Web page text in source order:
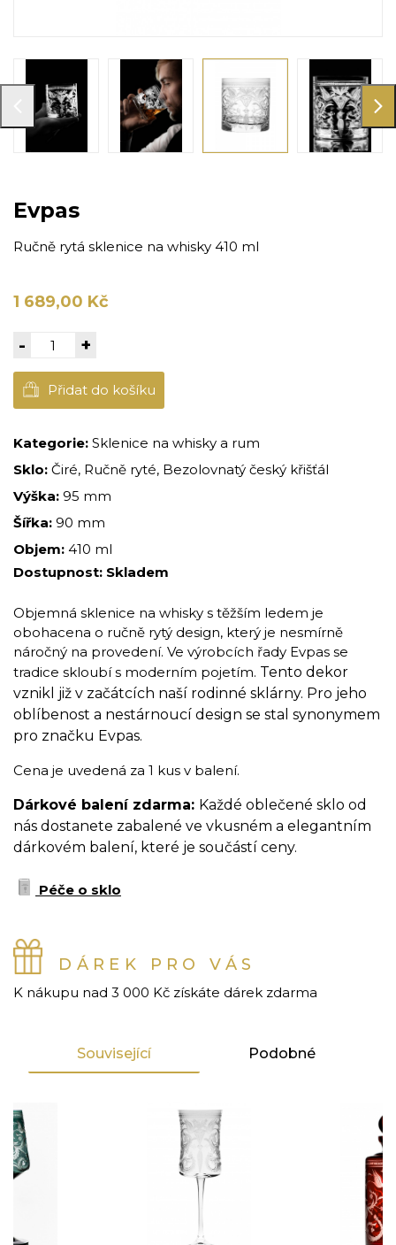
Evpas
Ručně rytá sklenice na whisky 410 ml
1 689,00 Kč
- +
Přidat do košíku
Kategorie: Sklenice na whisky a rum
Sklo: Čiré, Ručně ryté, Bezolovnatý český křišťál
Výška: 95 mm
Šířka: 90 mm
Objem: 410 ml
Dostupnost: Skladem
Objemná sklenice na whisky s těžším ledem je
obohacena o ručně rytý design, který je nesmírně
náročný na provedení. Ve výrobcích řady Evpas se
tradice skloubí s moderním pojetím. Tento dekor
vznikl již v začátcích naší rodinné sklárny. Pro jeho
oblíbenost a nestárnoucí design se stal synonymem
pro značku Evpas.
Cena je uvedená za 1 kus v balení.
Dárkové balení zdarma: Každé oblečené sklo od
nás dostanete zabalené ve vkusném a elegantním
dárkovém balení, které je součástí ceny.
Péče o sklo
DÁREK PRO VÁS
K nákupu nad 3 000 Kč získáte dárek zdarma
Související Podobné